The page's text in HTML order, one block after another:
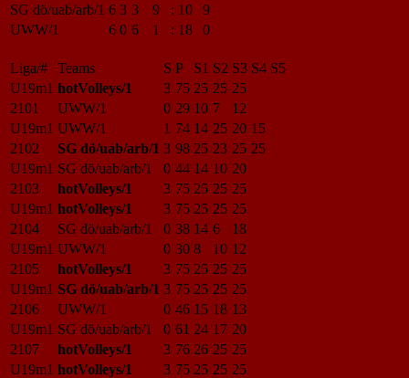
SG dö/uab/arb/1 6 3 3 9 : 10
9
UWW/1
6 0 6 1 : 18 0
Liga/# Teams S P S1 S2 S3 S4 S5
U19m1 hotVolleys/1 3 75 25 25 25
2101
UWW/1 0 29 10 7
12
U19m1 UWW/1 1 74 14 25 20 15
2102
SG dö/uab/arb/1 3 98 25 23 25 25
U19m1 SG dö/uab/arb/1 0 44 14 10 20
2103
hotVolleys/1 3 75 25 25 25
U19m1 hotVolleys/1 3 75 25 25 25
2104
SG dö/uab/arb/1 0 38 14 6
18
U19m1 UWW/1 0 30 8 10 12
2105
hotVolleys/1 3 75 25 25 25
U19m1 SG dö/uab/arb/1 3 75 25 25 25
2106
UWW/1 0 46 15 18 13
U19m1 SG dö/uab/arb/1 0 61 24 17 20
2107
hotVolleys/1 3 76 26 25 25
U19m1 hotVolleys/1 3 75 25 25 25